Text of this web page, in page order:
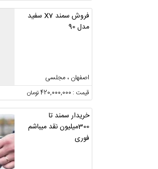
فروش سمند X7 سفید
مدل 90
اصفهان ، مجلسی
قیمت : 420,000,000 تومان
خریدار سمند تا
300میلیون نقد میباشم
فوری